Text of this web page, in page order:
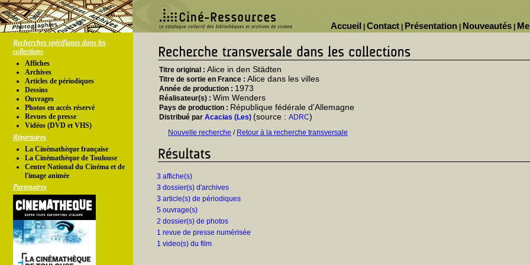
Nouveautés
Présentation
Contact
Accueil
Recherches spécifiques dans les
collections
Affiches
Archives
Articles de périodiques
Dessins
Ouvrages
Photos en accés réservé
Revues de presse
Vidéos (DVD et VHS)
Répertoires
La Cinémathèque française
La Cinémathèque de Toulouse
Centre National du Cinéma et de
l'image animée
Partenaires
Titre original : Alice in den Städten
Titre de sortie en France : Alice dans les villes
Année de production : 1973
Réalisateur(s) : Wim Wenders
Pays de production : République fédérale d'Allemagne
Distribué par Acacias (Les) (source : ADRC)
Nouvelle recherche / Retour à la recherche transversale
3 affiche(s)
3 dossier(s) d'archives
3 article(s) de périodiques
5 ouvrage(s)
2 dossier(s) de photos
1 revue de presse numérisée
1 video(s) du film